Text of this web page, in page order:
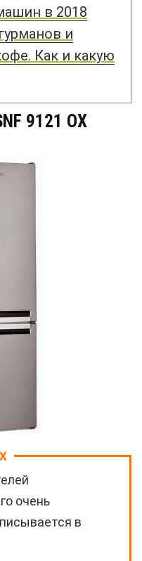
в 2018
и
Как и какую
9121 OX
очень
в